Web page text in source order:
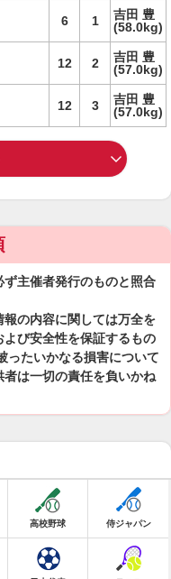
6 1
吉田 豊
(58.0kg)
12 2
吉田 豊
(57.0kg)
12 3
吉田 豊
(57.0kg)
主催者発行のものと照合
の内容に関しては万全を
び安全性を保証するもの
ったいかなる損害について
は一切の責任を負いかね
高校野球 侍ジャパン